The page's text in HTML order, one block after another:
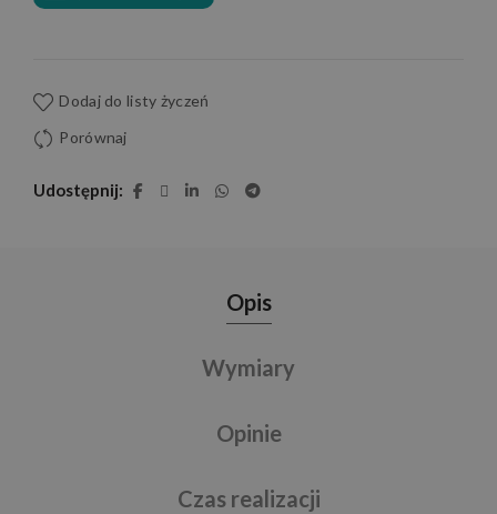
Dodaj do listy życzeń
Porównaj
Udostępnij
Opis
Wymiary
Opinie
Czas realizacji